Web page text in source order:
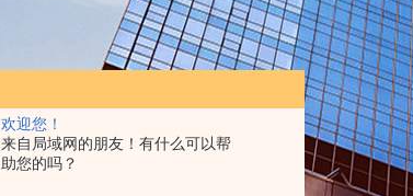
欢迎您！
来自局域网的朋友！有什么可以帮
助您的吗？